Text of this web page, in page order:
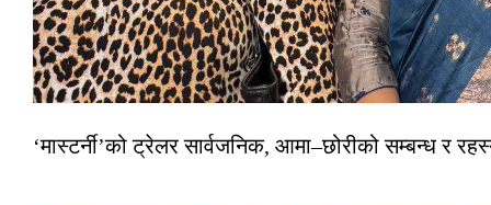
‘मास्टर्नी’को ट्रेलर सार्वजनिक, आमा–छोरीको सम्बन्ध र